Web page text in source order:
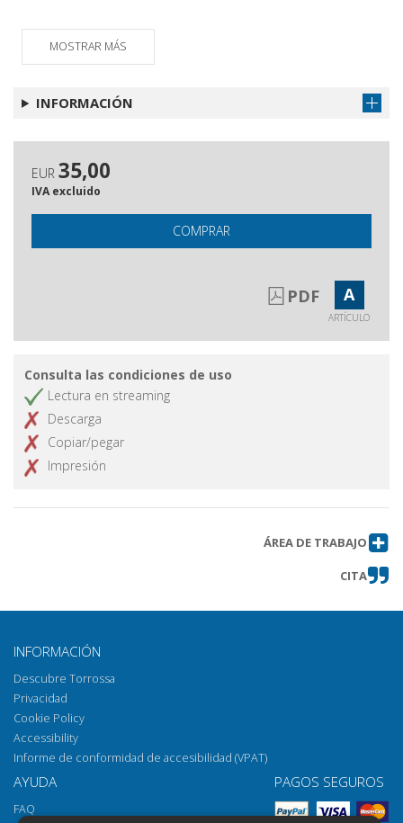
MOSTRAR MÁS
INFORMACIÓN
EUR 35,00
IVA excluido
COMPRAR
PDF A
ARTÍCULO
Consulta las condiciones de uso
Lectura en streaming
Descarga
Copiar/pegar
Impresión
ÁREA DE TRABAJO
CITA
INFORMACIÓN
Descubre Torrossa
Privacidad
Cookie Policy
Accessibility
Informe de conformidad de accesibilidad (VPAT)
AYUDA
FAQ
PAGOS SEGUROS